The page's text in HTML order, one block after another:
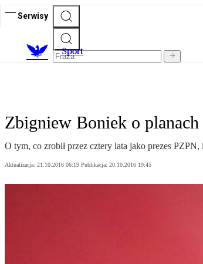
Serwisy
Sport
Zbigniew Boniek o planach
O tym, co zrobił przez cztery lata jako prezes
Aktualizacja: 21.10.2016 06:19 Publikacja: 20.10.2016 19:45